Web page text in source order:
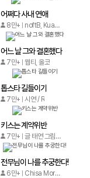
어쩌다 사내 연애
8만+ noftB, KuaiKan, YY
어느 날 그와 결혼했다
7만+ 웹티, 올코
톱스타 길들이기
7만+ 시연 / R
키스는 계약위반
7만+ 글 태연 그림 티키 그림 정오
전무님이 나를 추궁한다!
6만+ Chisa Mori/Sakai Shio